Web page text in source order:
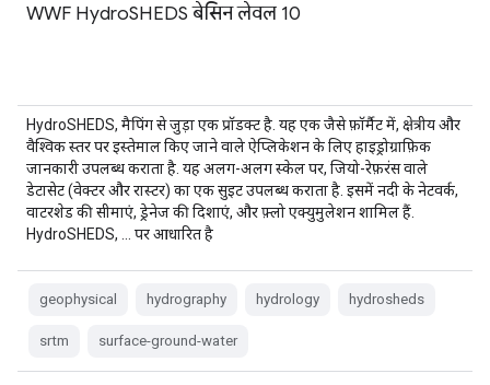
WWF HydroSHEDS बेसिन लेवल 10
HydroSHEDS, मैपिंग से जुड़ा एक प्रॉडक्ट है. यह एक जैसे फ़ॉर्मैट में, क्षेत्रीय और
वैश्विक स्तर पर इस्तेमाल किए जाने वाले ऐप्लिकेशन के लिए हाइड्रोग्राफ़िक
जानकारी उपलब्ध कराता है. यह अलग-अलग स्केल पर, जियो-रेफ़रंस वाले
डेटासेट (वेक्टर और रास्टर) का एक सुइट उपलब्ध कराता है. इसमें नदी के नेटवर्क,
वाटरशेड की सीमाएं, ड्रेनेज की दिशाएं, और फ़्लो एक्युमुलेशन शामिल हैं.
HydroSHEDS, … पर आधारित है
geophysical hydrography hydrology hydrosheds
srtm surface-ground-water